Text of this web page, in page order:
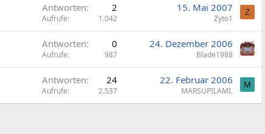
Antworten 2
Aufrufe 1.042
15. Mai 2007
Zyto1
Z
Antworten 0
Aufrufe 987
24. Dezember 2006
Blade1988
Antworten 24
Aufrufe 2.537
22. Februar 2006
MARSUPILAMI.
M